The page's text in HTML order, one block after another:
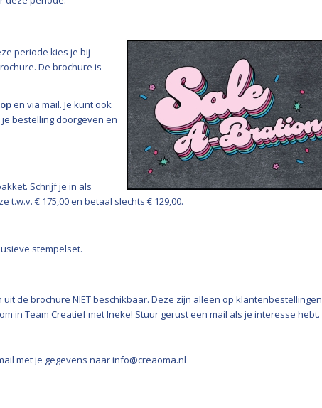
periode kies je bij
De brochure is
en via mail. Je kunt ook
bestelling doorgeven en
Schrijf je in als
€ 175,00 en betaal slechts € 129,00.
stempelset.
de brochure NIET beschikbaar. Deze zijn alleen op klantenbestellingen
in Team Creatief met Ineke! Stuur gerust een mail als je interesse hebt.
met je gegevens naar info@creaoma.nl